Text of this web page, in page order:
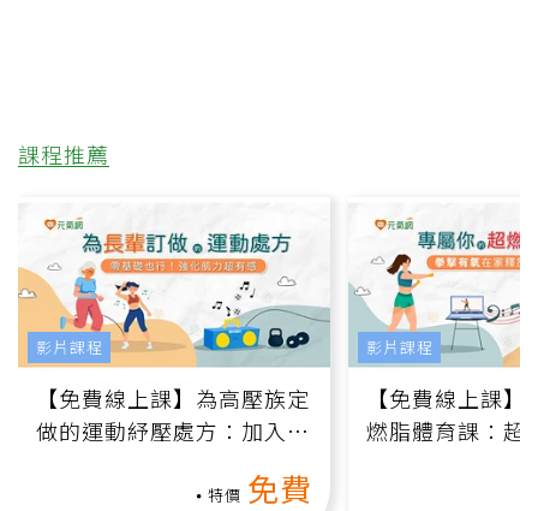
課程推薦
【免費線上課】為高壓族定
做的運動紓壓處方：加入行
特價 免費
影片課程
【免費線上課
燃脂體育課：超
影片課程